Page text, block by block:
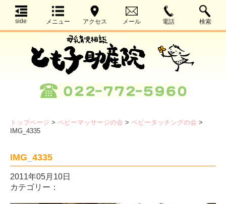
side メニュー アクセス メール 電話 検索
トップページ > ベビーマッサージの会 > ベビータッチングの会 >
IMG_4335
IMG_4335
2011年05月10日
カテゴリー：